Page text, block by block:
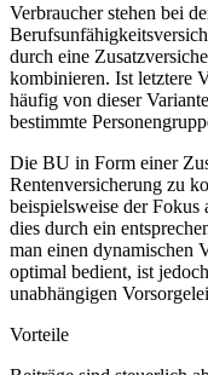
Verbraucher stehen bei
durch eine
kombinieren. Ist letztere
häufig von dieser
bestimmte
Die BU in Form einer
Rentenversicherung zu
beispielsweise der Fokus
dies durch ein
man einen dynamischen
optimal bedient, ist
unabhängigen
Vorteile